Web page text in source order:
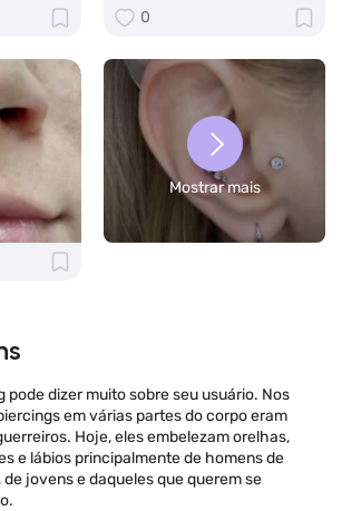
0
Mostrar mais
pode dizer muito sobre seu usuário. Nos
em várias partes do corpo eram
Hoje, eles embelezam orelhas,
e lábios principalmente de homens de
jovens e daqueles que querem se